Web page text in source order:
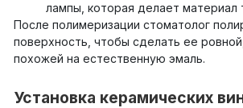
лампы, которая делает материал
После полимеризации стоматолог
поверхность, чтобы сделать ее
похожей на естественную эмаль.
Установка керамических